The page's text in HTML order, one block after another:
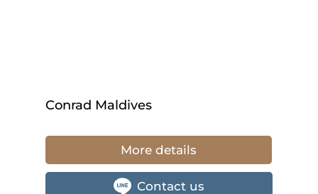
Conrad Maldives
More details
Contact us